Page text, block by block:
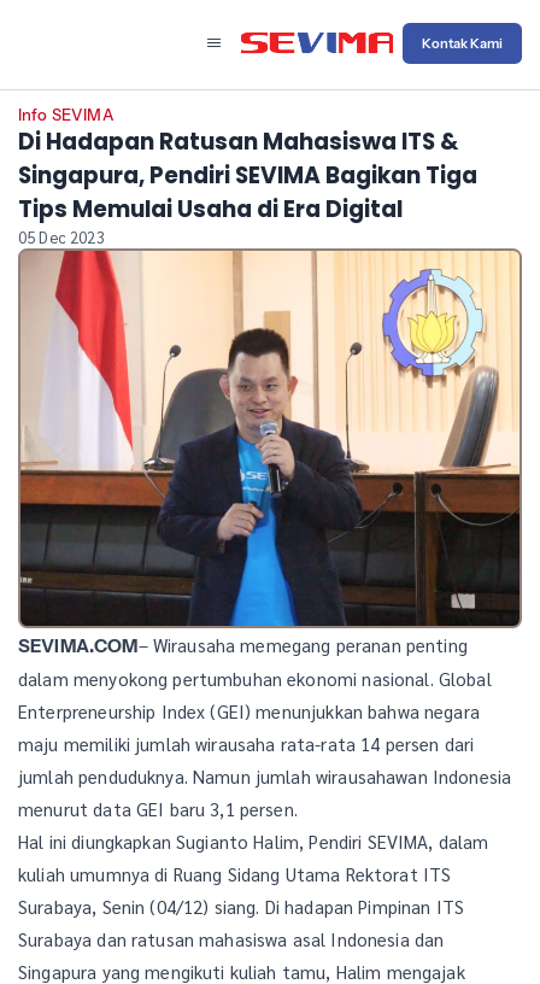
Kontak Kami
Info SEVIMA
Di Hadapan Ratusan Mahasiswa ITS &
Singapura, Pendiri SEVIMA Bagikan Tiga
Tips Memulai Usaha di Era Digital
05 Dec 2023
SEVIMA.COM– Wirausaha memegang peranan penting
dalam menyokong pertumbuhan ekonomi nasional. Global
Enterpreneurship Index (GEI) menunjukkan bahwa negara
maju memiliki jumlah wirausaha rata-rata 14 persen dari
jumlah penduduknya. Namun jumlah wirausahawan Indonesia
menurut data GEI baru 3,1 persen.
Hal ini diungkapkan Sugianto Halim, Pendiri SEVIMA, dalam
kuliah umumnya di Ruang Sidang Utama Rektorat ITS
Surabaya, Senin (04/12) siang. Di hadapan Pimpinan ITS
Surabaya dan ratusan mahasiswa asal Indonesia dan
Singapura yang mengikuti kuliah tamu, Halim mengajak